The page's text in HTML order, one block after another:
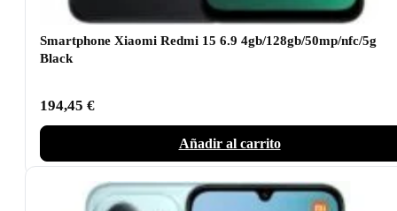
Smartphone Xiaomi Redmi 15 6.9 4gb/128gb/50mp/nfc/5g
Black
194,45 €
Añadir al carrito